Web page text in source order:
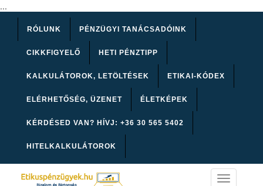
...
RÓLUNK PÉNZÜGYI TANÁCSADÓINK
CIKKFIGYELŐ HETI PÉNZTIPP
KALKULÁTOROK, LETÖLTÉSEK ETIKAI-KÓDEX
ELÉRHETŐSÉG, ÜZENET ÉLETKÉPEK
KÉRDÉSED VAN? HÍVJ: +36 30 565 5402
HITELKALKULÁTOROK
Toggle